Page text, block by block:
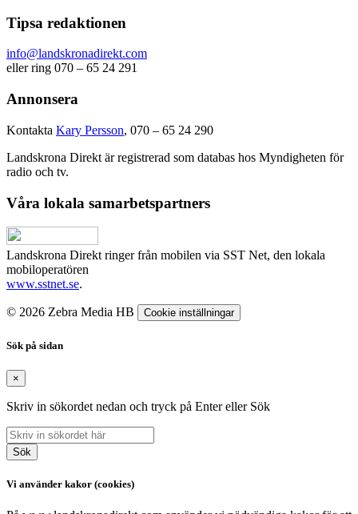
Tipsa redaktionen
info@landskronadirekt.com
eller ring 070 – 65 24 291
Annonsera
Kontakta Kary Persson, 070 – 65 24 290
Landskrona Direkt är registrerad som databas hos Myndigheten för
radio och tv.
Våra lokala samarbetspartners
Landskrona Direkt ringer från mobilen via SST Net, den lokala
mobiloperatören
www.sstnet.se.
© 2026 Zebra Media HB Cookie inställningar
Sök på sidan
×
Skriv in sökordet nedan och tryck på Enter eller Sök
Sök
Vi använder kakor (cookies)